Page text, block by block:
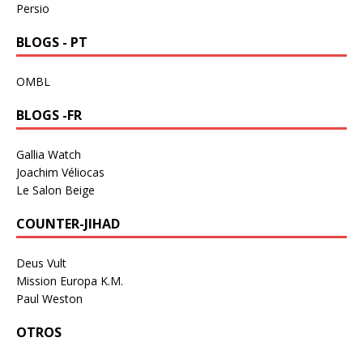
Persio
BLOGS - PT
OMBL
BLOGS -FR
Gallia Watch
Joachim Véliocas
Le Salon Beige
COUNTER-JIHAD
Deus Vult
Mission Europa K.M.
Paul Weston
OTROS